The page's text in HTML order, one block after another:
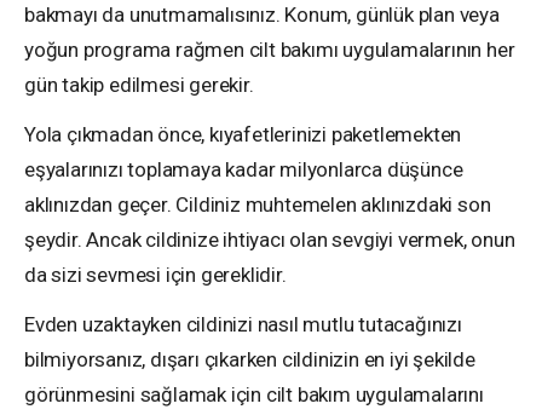
bakmayı da unutmamalısınız. Konum, günlük plan veya
yoğun programa rağmen cilt bakımı uygulamalarının her
gün takip edilmesi gerekir.
Yola çıkmadan önce, kıyafetlerinizi paketlemekten
eşyalarınızı toplamaya kadar milyonlarca düşünce
aklınızdan geçer. Cildiniz muhtemelen aklınızdaki son
şeydir. Ancak cildinize ihtiyacı olan sevgiyi vermek, onun
da sizi sevmesi için gereklidir.
Evden uzaktayken cildinizi nasıl mutlu tutacağınızı
bilmiyorsanız, dışarı çıkarken cildinizin en iyi şekilde
görünmesini sağlamak için cilt bakım uygulamalarını